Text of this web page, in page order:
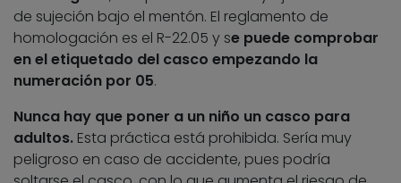
de sujeción bajo el mentón. El reglamento de
homologación es el R-22.05 y se puede comprobar
en el etiquetado del casco empezando la
numeración por 05.
Nunca hay que poner a un niño un casco para
adultos. Esta práctica está prohibida. Sería muy
peligroso en caso de accidente, pues podría